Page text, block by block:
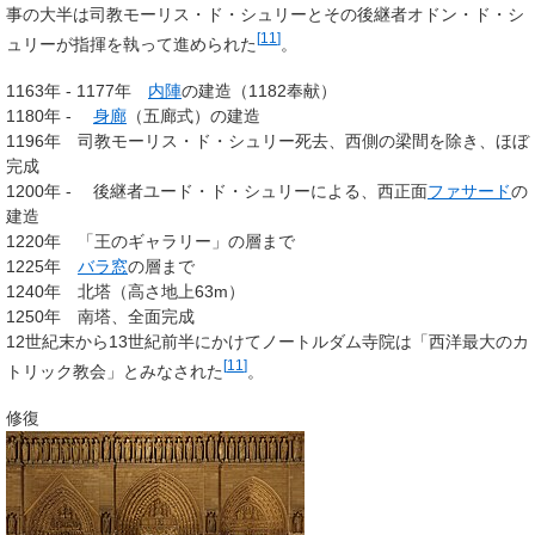
事の大半は司教モーリス・ド・シュリーとその後継者オドン・ド・シ
ュリーが指揮を執って進められた[11 ]。
1163年 - 1177年 内陣の建造（1182奉献）
1180年 - 身廊 （五廊式）の建造
1196年 司教モーリス・ド・シュリー死去、西側の梁間を除き、ほぼ
完成
1200年 - 後継者ユード・ド・シュリーによる、西正面ファサードの
建造
1220年 「王のギャラリー」の層まで
1225年 バラ窓の層まで
1240年 北塔（高さ地上63m）
1250年 南塔、全面完成
12世紀末から13世紀前半にかけてノートルダム寺院は「西洋最大のカ
トリック教会」とみなされた[11 ]。
修復